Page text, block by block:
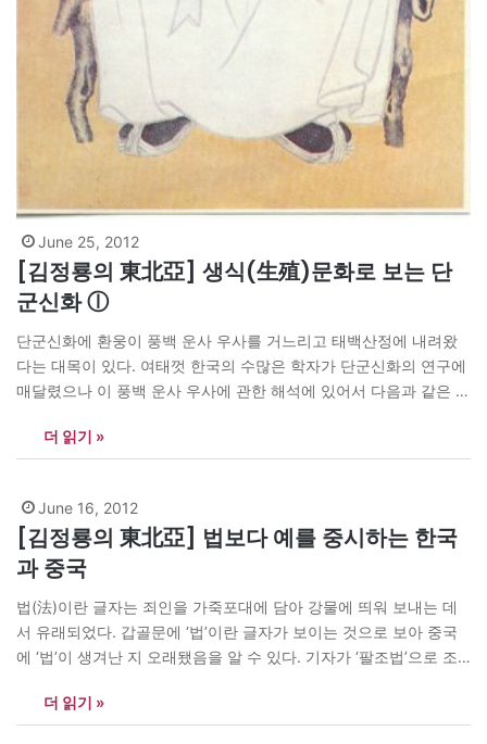
June 25, 2012
[김정룡의 東北亞] 생식(生殖)문화로 보는 단
군신화 ⓛ
단군신화에 환웅이 풍백 운사 우사를 거느리고 태백산정에 내려왔
다는 대목이 있다. 여태껏 한국의 수많은 학자가 단군신화의 연구에
매달렸으나 이 풍백 운사 우사에 관한 해석에 있어서 다음과 같은 문
데 비해 바람에는 ‘백(伯)’을 붙였는가는 것이고, 나. 풍백 운사 우사
의 기록이 도교의 영향을 받은…
더 읽기 »
June 16, 2012
[김정룡의 東北亞] 법보다 예를 중시하는 한국
과 중국
법(法)이란 글자는 죄인을 가죽포대에 담아 강물에 띄워 보내는 데
서 유래되었다. 갑골문에 ‘법’이란 글자가 보이는 것으로 보아 중국
에 ‘법’이 생겨난 지 오래됐음을 알 수 있다. 기자가 ‘팔조법’으로 조
뿐 모세의 십계명처럼 형법과 민법이 구비된 그러한 ‘법률’이 아니
다. 법률은 법이 율(律)로서 하나의 체제를…
더 읽기 »